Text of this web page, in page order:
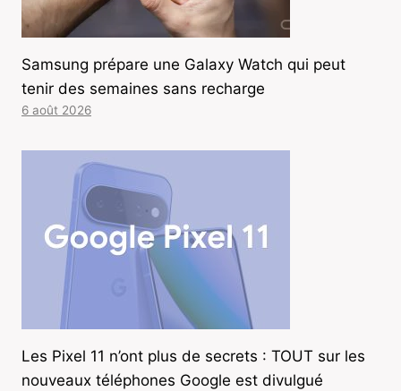
Samsung prépare une Galaxy Watch qui peut
tenir des semaines sans recharge
6 août 2026
Les Pixel 11 n’ont plus de secrets : TOUT sur les
nouveaux téléphones Google est divulgué